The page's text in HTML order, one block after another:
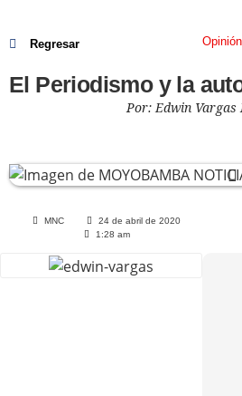
Regresar Opinión
El Periodismo y la
Por: Edwin Vargas
MNC
24 de abril de 2020
1:28 am